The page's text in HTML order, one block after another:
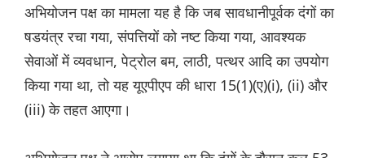
अभियोजन पक्ष का मामला यह है कि जब सावधानीपूर्वक दंगों का
षडयंत्र रचा गया, संपत्तियों को नष्ट किया गया, आवश्यक
सेवाओं में व्यवधान, पेट्रोल बम, लाठी, पत्थर आदि का उपयोग
किया गया था, तो यह यूएपीएप की धारा 15(1)(ए)(i), (ii) और
(iii) के तहत आएगा।